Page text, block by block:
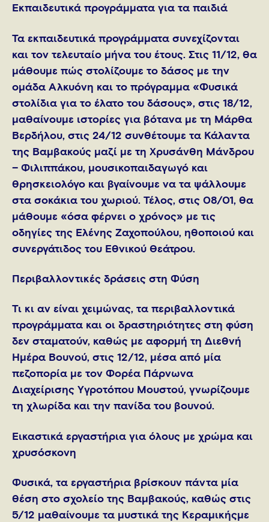
Εκπαιδευτικά προγράμματα για τα παιδιά
Τα εκπαιδευτικά προγράμματα συνεχίζονται
και τον τελευταίο μήνα του έτους. Στις 11/12, θα
μάθουμε πώς στολίζουμε το δάσος με την
ομάδα Αλκυόνη και το πρόγραμμα «Φυσικά
στολίδια για το έλατο του δάσους», στις 18/12,
μαθαίνουμε ιστορίες για βότανα με τη Μάρθα
Βερδήλου, στις 24/12 συνθέτουμε τα Κάλαντα
της Βαμβακούς μαζί με τη Χρυσάνθη Μάνδρου
– Φιλιππάκου, μουσικοπαιδαγωγό και
θρησκειολόγο και βγαίνουμε να τα ψάλλουμε
στα σοκάκια του χωριού. Τέλος, στις 08/01, θα
μάθουμε «όσα φέρνει ο χρόνος» με τις
οδηγίες της Ελένης Ζαχοπούλου, ηθοποιού και
συνεργάτιδος του Εθνικού Θεάτρου.
Περιβαλλοντικές δράσεις στη Φύση
Τι κι αν είναι χειμώνας, τα περιβαλλοντικά
προγράμματα και οι δραστηριότητες στη φύση
δεν σταματούν, καθώς με αφορμή τη Διεθνή
Ημέρα Βουνού, στις 12/12, μέσα από μία
πεζοπορία με τον Φορέα Πάρνωνα
Διαχείρισης Υγροτόπου Μουστού, γνωρίζουμε
τη χλωρίδα και την πανίδα του βουνού.
Εικαστικά εργαστήρια για όλους με χρώμα και
χρυσόσκονη
Φυσικά, τα εργαστήρια βρίσκουν πάντα μία
θέση στο σχολείο της Βαμβακούς, καθώς στις
5/12 μαθαίνουμε τα μυστικά της Κεραμικήςμε